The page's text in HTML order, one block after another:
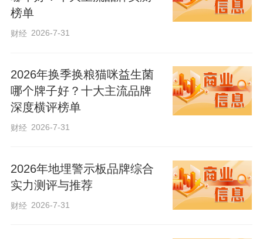
想，认真落实省委十届八次全会部署，层
层压实全面从严治党责任，扎实营造风清
倪岳峰强调，要抓紧抓细深入贯彻中央八
项规定精神学习教育后续工作，坚持问题
导向和严的标准，在一体推进学查改上下
要围绕中心依法履职尽责，扎实推进立
法、监督、代表等工作，助力实施重大国
家战略，服务壮大民营经济，推动人才强
榜单
财经 2026-7-31
2026年换季换粮猫咪益生菌
哪个牌子好？十大主流品牌
深度横评榜单
财经 2026-7-31
2026年地埋警示板品牌综合
实力测评与推荐
财经 2026-7-31